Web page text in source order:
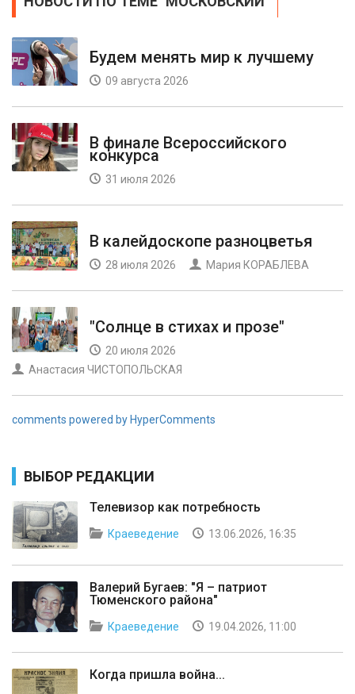
Будем менять мир к лучшему
09 августа 2026
В финале Всероссийского
конкурса
31 июля 2026
В калейдоскопе разноцветья
28 июля 2026 Мария КОРАБЛЕВА
"Солнце в стихах и прозе"
20 июля 2026
Анастасия ЧИСТОПОЛЬСКАЯ
comments powered by HyperComments
ВЫБОР РЕДАКЦИИ
Телевизор как потребность
Краеведение 13.06.2026, 16:35
Валерий Бугаев: "Я – патриот
Тюменского района"
Краеведение 19.04.2026, 11:00
Когда пришла война...